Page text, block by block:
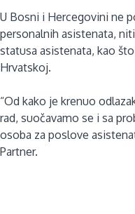
U Bosni i Hercegovini ne
personalnih asistenata,
statusa asistenata, kao
Hrvatskoj.
“Od kako je krenuo
rad, suočavamo se i sa
osoba za poslove
Partner.